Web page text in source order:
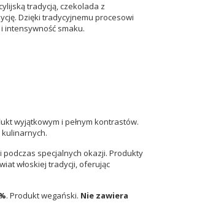
tradycją, czekolada z
Dzięki tradycyjnemu procesowi
intensywność smaku.
wyjątkowym i pełnym kontrastów.
specjalnych okazji. Produkty
włoskiej tradycji, oferując
. Produkt wegański. Nie zawiera